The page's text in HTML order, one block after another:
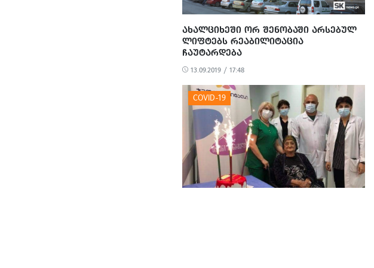
ᲐᲮᲐᲚᲪᲘᲮᲔᲨᲘ ᲝᲠ ᲨᲔᲜᲝᲑᲐᲨᲘ ᲐᲠᲡᲔᲑᲣᲚ
ᲚᲘᲤᲢᲔᲑᲡ ᲠᲔᲐᲑᲘᲚᲘᲢᲐᲪᲘᲐ
ᲩᲐᲣᲢᲐᲠᲓᲔᲑᲐ
13.09.2019 / 17:48